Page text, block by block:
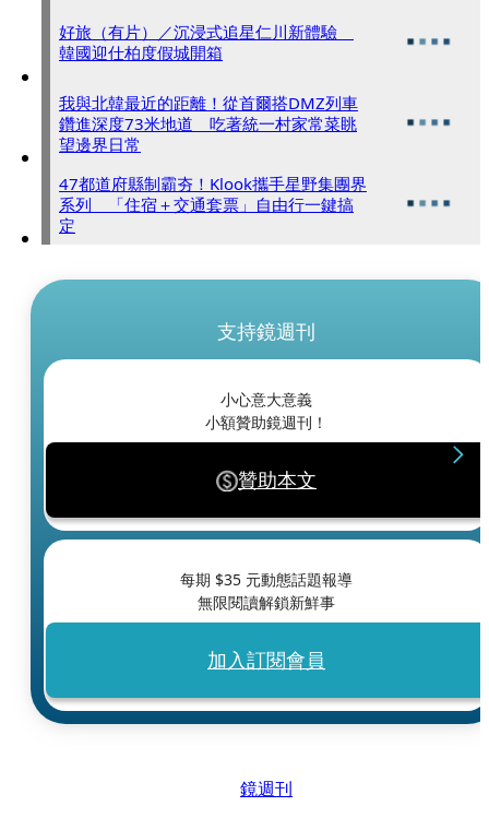
好旅（有片）／沉浸式追星仁川新體驗
韓國迎仕柏度假城開箱
我與北韓最近的距離！從首爾搭DMZ列車
鑽進深度73米地道 吃著統一村家常菜眺
望邊界日常
47都道府縣制霸夯！Klook攜手星野集團界
系列 「住宿＋交通套票」自由行一鍵搞
定
支持鏡週刊
小心意大意義
小額贊助鏡週刊！
贊助本文
每期 $35 元動態話題報導
無限閱讀解鎖新鮮事
加入訂閱會員
鏡週刊